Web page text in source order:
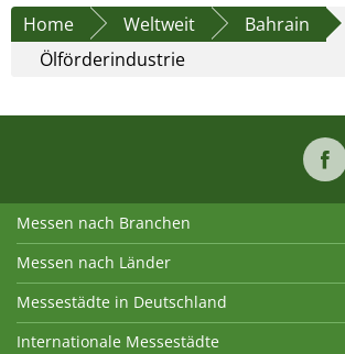
Home Weltweit
Bahrain
Ölförderindustrie
Messen nach Branchen
Messen nach Länder
Messestädte in Deutschland
Internationale Messestädte